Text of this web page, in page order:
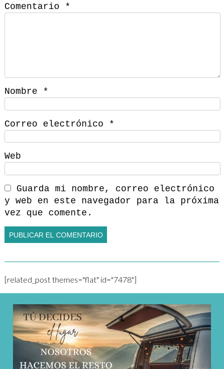
Comentario
*
Nombre *
Correo electrónico *
Web
Guarda mi nombre, correo electrónico
y web en este navegador para la próxima
vez que comente.
[related_post themes="flat" id="7478"]